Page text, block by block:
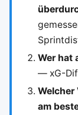
Wer hat
— xG-
Welcher
am